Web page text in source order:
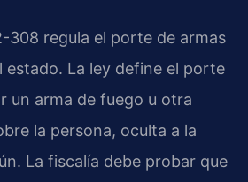
308 regula el porte de armas
estado. La ley define el porte
un arma de fuego u otra
la persona, oculta a la
La fiscalía debe probar que